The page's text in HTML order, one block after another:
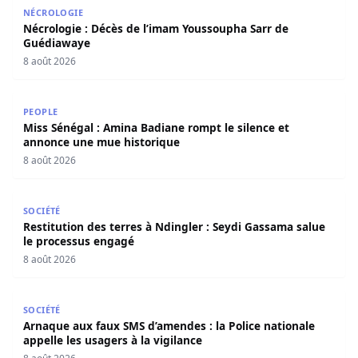
NÉCROLOGIE
Nécrologie : Décès de l’imam Youssoupha Sarr de
Guédiawaye
8 août 2026
PEOPLE
Miss Sénégal : Amina Badiane rompt le silence et
annonce une mue historique
8 août 2026
SOCIÉTÉ
Restitution des terres à Ndingler : Seydi Gassama salue
le processus engagé
8 août 2026
SOCIÉTÉ
Arnaque aux faux SMS d’amendes : la Police nationale
appelle les usagers à la vigilance